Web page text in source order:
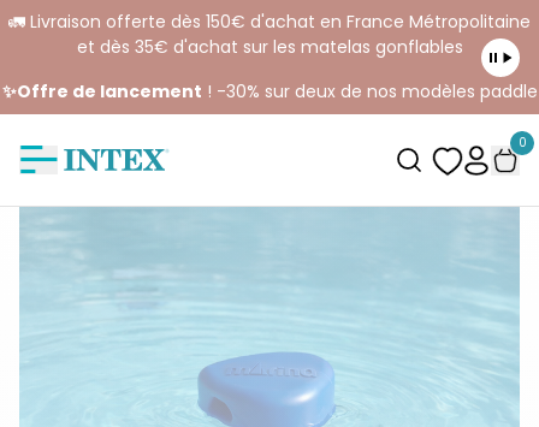
🚛 Livraison offerte dès 150€ d'achat en France Métropolitaine
et dès 35€ d'achat sur les matelas gonflables
✨Offre de lancement ! -30% sur deux de nos modèles paddle
0